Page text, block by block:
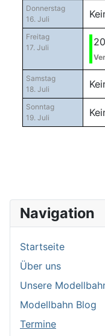
Donnerstag
16. Juli
Freitag
17. Juli
Samstag
18. Juli
Sonntag
19. Juli
Navigation
Startseite
Über uns
Unsere
Modellbahn Blog
Termine